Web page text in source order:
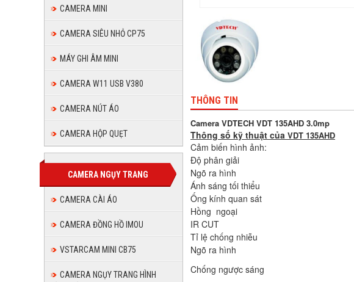
CAMERA MINI
CAMERA SIÊU NHỎ CP75
MÁY GHI ÂM MINI
CAMERA W11 USB V380
CAMERA NÚT ÁO
CAMERA HỘP QUẸT
CAMERA NGỤY TRANG
CAMERA CÀI ÁO
CAMERA ĐỒNG HỒ IMOU
VSTARCAM MINI CB75
CAMERA NGỤY TRANG HÌNH
THÔNG TIN
Camera VDTECH VDT 135AHD 3.0mp
Thông số kỹ thuật của VDT 135AHD
Cảm biến hình ảnh:
Độ phân giải
Ngõ ra hình
Ánh sáng tối thiểu
Ống kính quan sát
Hồng ngoại
IR CUT
Tỉ lệ chống nhiễu
Ngõ ra hình
Chống ngược sáng